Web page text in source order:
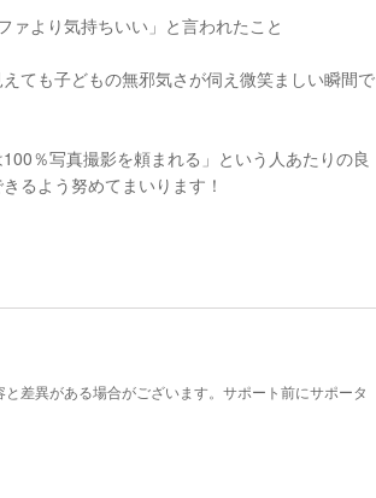
より気持ちいい」と言われたこと
ても子どもの無邪気さが伺え微笑ましい瞬間で
％写真撮影を頼まれる」という人あたりの良
るよう努めてまいります！
差異がある場合がございます。サポート前にサポータ